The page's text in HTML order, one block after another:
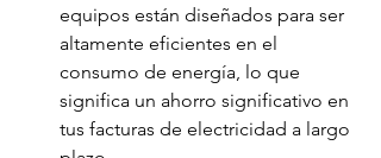
equipos están diseñados para ser
altamente eficientes en el
consumo de energía, lo que
significa un ahorro significativo en
tus facturas de electricidad a largo